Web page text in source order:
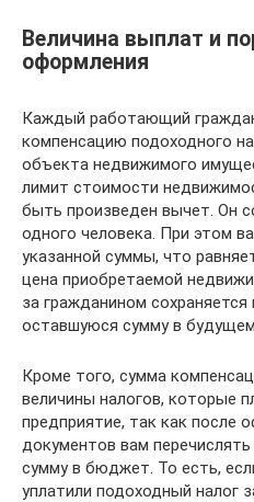
Величина выплат и
оформления
Каждый работающий
компенсацию подоходного
объекта недвижимого
лимит стоимости
быть произведен вычет. Он
одного человека. При этом
указанной суммы, что
цена приобретаемой
за гражданином сохраняется
оставшуюся сумму в будущем.
Кроме того, сумма
величины налогов, которые
предприятие, так как после
документов вам
сумму в бюджет. То есть,
уплатили подоходный налог